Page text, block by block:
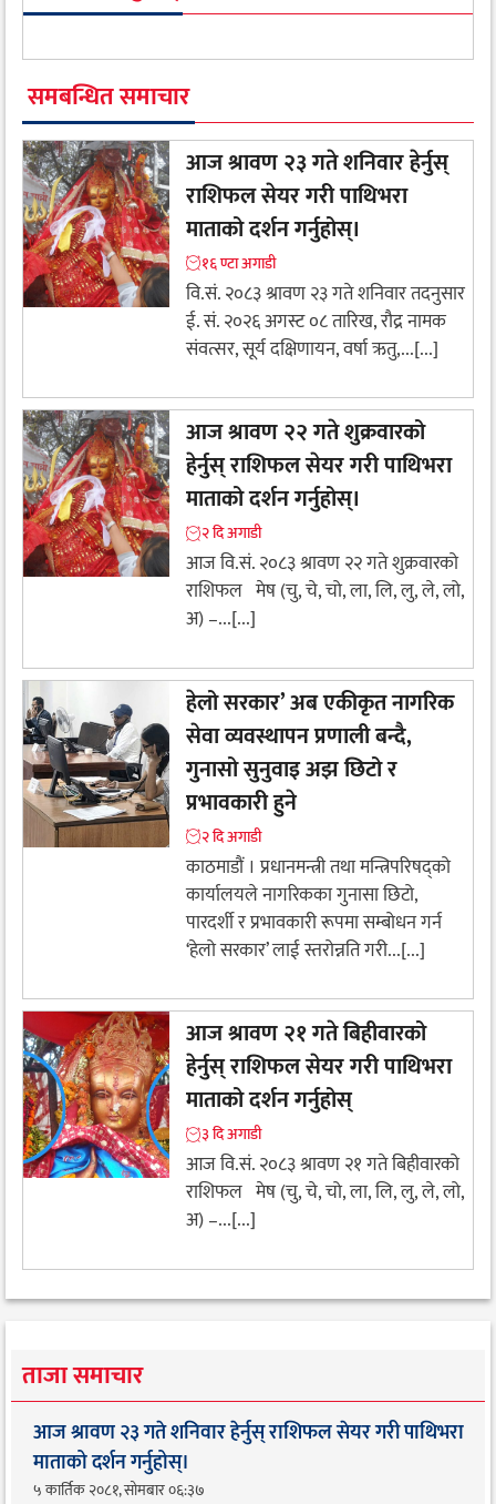
समबन्धित समाचार
आज श्रावण २३ गते शनिवार हेर्नुस्
राशिफल सेयर गरी पाथिभरा
माताको दर्शन गर्नुहोस्।
१६ ण्टा अगाडी
वि.सं. २०८३ श्रावण २३ गते शनिवार तदनुसार
ई. सं. २०२६ अगस्ट ०८ तारिख, रौद्र नामक
संवत्सर, सूर्य दक्षिणायन, वर्षा ऋतु,...[...]
आज श्रावण २२ गते शुक्रवारको
हेर्नुस् राशिफल सेयर गरी पाथिभरा
माताको दर्शन गर्नुहोस्।
२ दि अगाडी
आज वि.सं. २०८३ श्रावण २२ गते शुक्रवारको
राशिफल मेष (चु, चे, चो, ला, लि, लु, ले, लो,
अ) –...[...]
हेलो सरकार’ अब एकीकृत नागरिक
सेवा व्यवस्थापन प्रणाली बन्दै,
गुनासो सुनुवाइ अझ छिटो र
प्रभावकारी हुने
२ दि अगाडी
काठमाडौं । प्रधानमन्त्री तथा मन्त्रिपरिषद्को
कार्यालयले नागरिकका गुनासा छिटो,
पारदर्शी र प्रभावकारी रूपमा सम्बोधन गर्न
‘हेलो सरकार’ लाई स्तरोन्नति गरी...[...]
आज श्रावण २१ गते बिहीवारको
हेर्नुस् राशिफल सेयर गरी पाथिभरा
माताको दर्शन गर्नुहोस्
३ दि अगाडी
आज वि.सं. २०८३ श्रावण २१ गते बिहीवारको
राशिफल मेष (चु, चे, चो, ला, लि, लु, ले, लो,
अ) –...[...]
ताजा समाचार
आज श्रावण २३ गते शनिवार हेर्नुस् राशिफल सेयर गरी पाथिभरा
माताको दर्शन गर्नुहोस्।
५ कार्तिक २०८१, सोमबार ०६:३७